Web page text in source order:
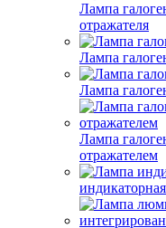
Лампа
отражателя
Лампа
Лампа
Лампа
отражателем